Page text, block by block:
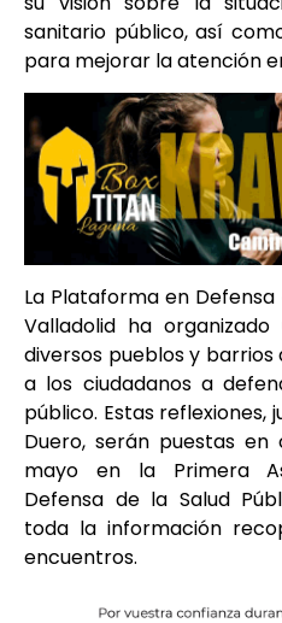
sanitario público, así
para mejorar la atención
La Plataforma en
Valladolid ha
diversos pueblos y
a los ciudadanos a
público. Estas reflexiones,
Duero, serán puestas
mayo en la Primera
Defensa de la Salud
toda la información
encuentros.